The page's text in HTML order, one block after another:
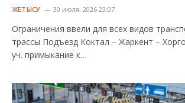
ЖЕТЫСУ 30 июля, 2026 23:07
Ограничения ввели для всех видов
трассы Подъезд Коктал – Жаркент –
уч. примыкание к…